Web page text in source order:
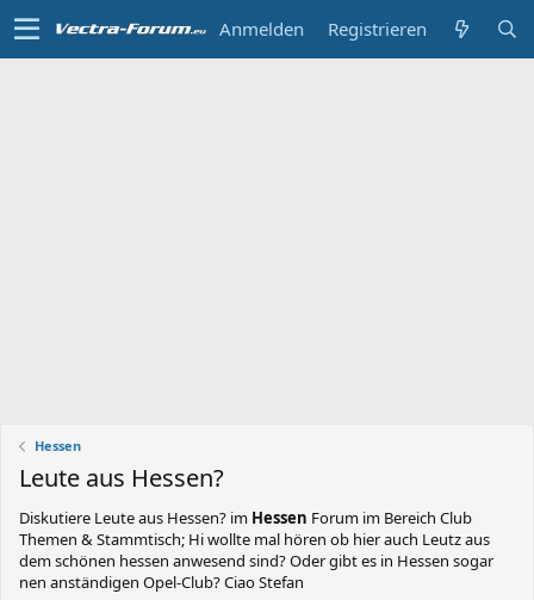
Anmelden Registrieren
Hessen
Leute aus Hessen?
Diskutiere Leute aus Hessen? im Hessen Forum im Bereich Club
Themen & Stammtisch; Hi wollte mal hören ob hier auch Leutz aus
dem schönen hessen anwesend sind? Oder gibt es in Hessen sogar
nen anständigen Opel-Club? Ciao Stefan